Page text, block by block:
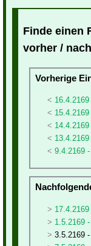
Finde einen
vorher /
Vorherige
9.4.2169
1.5.2169
3.5.2169